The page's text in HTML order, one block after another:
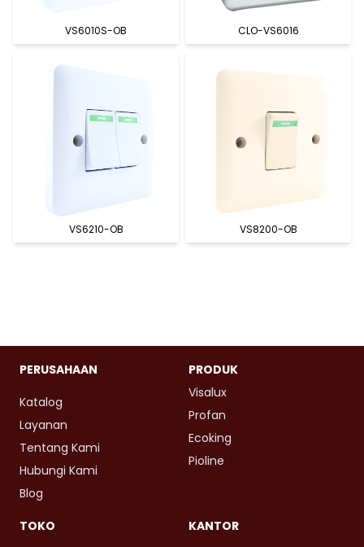
VS6010S-OB CLO-VS6016
VS6210-OB VS8200-OB
PERUSAHAAN
Katalog
Layanan
Tentang Kami
Hubungi Kami
Blog
PRODUK
Visalux
Profan
Ecoking
Pioline
TOKO KANTOR